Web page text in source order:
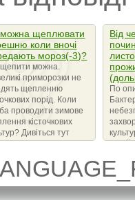
щеплювати
коли вночі
мороз(-3)?
щепити можна.
приморозки не
щепленню
порід. Коли
проводити зимове
кісточкових
Дивіться тут
Від
По